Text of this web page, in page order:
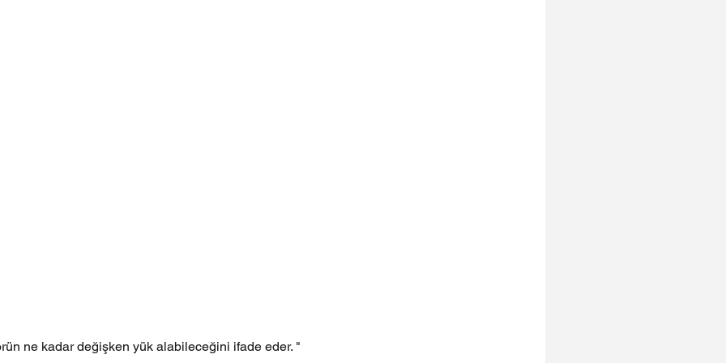
ne kadar değişken yük alabileceğini ifade eder. "